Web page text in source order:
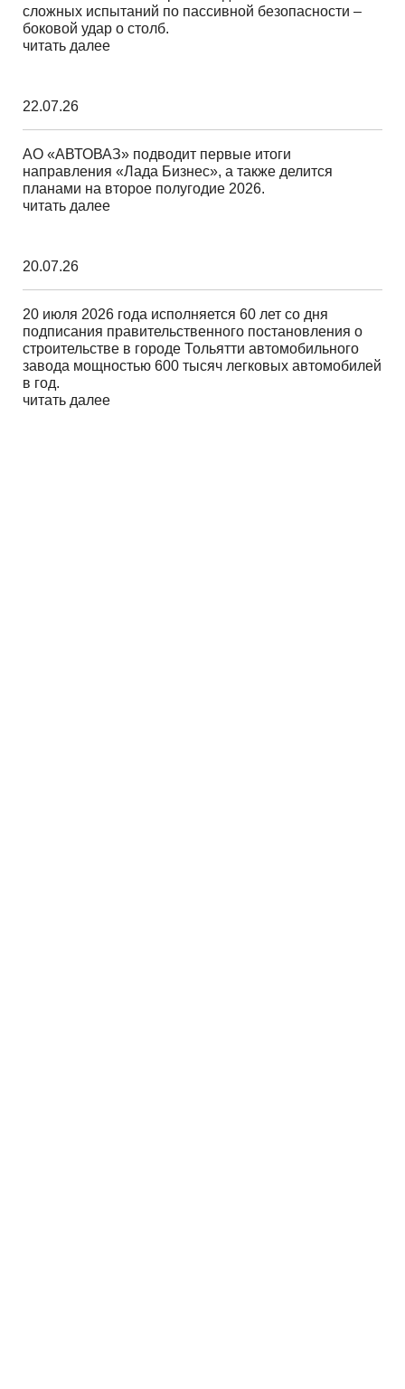
сложных испытаний по пассивной безопасности –
боковой удар о столб.
читать далее
22.07.26
АО «АВТОВАЗ» подводит первые итоги
направления «Лада Бизнес», а также делится
планами на второе полугодие 2026.
читать далее
20.07.26
20 июля 2026 года исполняется 60 лет со дня
подписания правительственного постановления о
строительстве в городе Тольятти автомобильного
завода мощностью 600 тысяч легковых автомобилей
в год.
читать далее